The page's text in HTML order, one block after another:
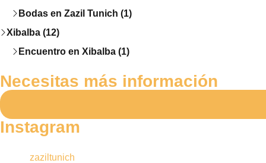
Bodas en Zazil Tunich (1)
Xibalba (12)
Encuentro en Xibalba (1)
Necesitas más información
Instagram
zaziltunich